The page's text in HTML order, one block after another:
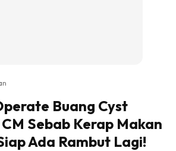
Buang Cyst
Sebab Kerap Makan
Ada Rambut Lagi!